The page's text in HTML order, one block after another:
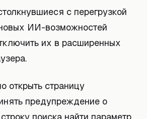
с перегрузкой
ИИ-возможностей
их в расширенных
открыть страницу
предупреждение о